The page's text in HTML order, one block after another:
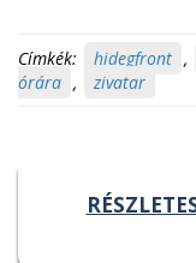
Címkék: hidegfront ,
órára , zivatar